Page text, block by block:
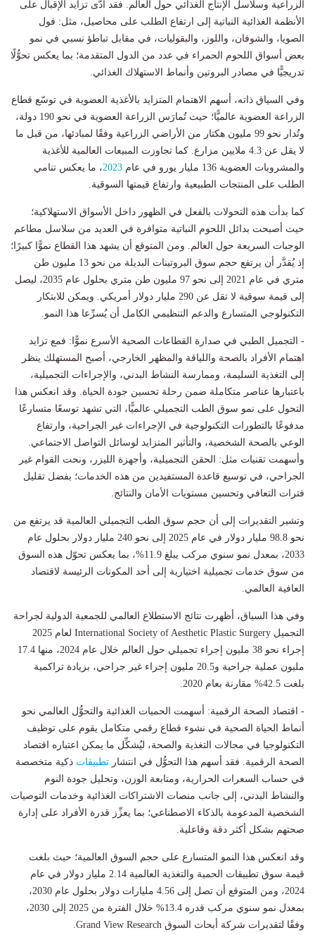
الزراعية وسلاسل الإنتاج الغذائي حول العالم. فقد أدّى تزايد الإقبال على
الأنظمة الغذائية النباتية إلى ارتفاع الطلب على محاصيل، مثل: فول
الصويا، والشوفان، واللوز، والبقوليات، في مقابل تباطؤ نسبي في نمو
بعض أسواق اللحوم الحمراء في عدد من الدول المتقدمة؛ بما يعكس تحوُّلًا
تدريجيًّا في مصادر البروتين وأنماط الاستهلاك الغذائي.
وفي السياق ذاته، أسهم الاهتمام المتزايد بالأغذية العضوية في توسّع قطاع
الزراعة العضوية عالميًّا؛ حيث تُمارَس الزراعة العضوية في نحو 190 دولة،
وتُدار نحو 99 مليون هكتار من الأراضي الزراعية وفقًا لمبادئها، من قبل ما
لا يقل عن 4.3 ملايين مزارع. كما تجاوزت المبيعات العالمية للأغذية
والمشروبات العضوية 136 مليار يورو في عام
2023، ما يعكس تنامي
الطلب على المنتجات الطبيعية وارتفاع قيمتها السوقية.
كما بدأت هذه التحولات بالفعل في الظهور داخل الأسواق الاستهلاكية؛
حيث أصبحت بدائل اللحوم النباتية متوافرة في العديد من سلاسل مطاعم
الوجبات السريعة حول العالم. ومن المتوقع أن يشهد هذا القطاع نموًّا كبيرًا؛
إذ يُقدَّر أن يرتفع حجم سوق البروتينات البديلة من نحو 13 مليون طن
متري في عام 2021 إلى نحو 97 مليون طن متري بحلول عام 2035، ليصل
إلى قيمة سوقية لا تقل عن 290 مليار دولار أمريكي. ويمكن للابتكار
التكنولوجي المتسارع والدعم التنظيمي الكامل أن يُسرِّعا هذا النمو.
- التجميل الطبي في صدارة القطاعات الصحية الأسرع نموًّا: فمع تزايد
اهتمام الأفراد بالصحة واللياقة والمظهر الخارجي، أصبح المستهلك ينظر
إلى التغذية السليمة، وممارسة النشاط البدني، والإجراءات التجميلية،
باعتبارها عناصر متكاملة ضمن رحلة تحسين جودة الحياة. وقد انعكس هذا
التحول على نمو سوق الطب التجميلي عالميًّا، التي تشهد توسعًا متسارعًا
مدفوعًا بالتطورات التكنولوجية في الإجراءات غير الجراحية، وارتفاع
الوعي بالصحة الشخصية، والتأثير المتزايد لوسائل التواصل الاجتماعي.
وأسهمت تقنيات مثل: الحقن التجميلية، وأجهزة الليزر، ونحت القوام غير
الجراحي، في توسيع قاعدة المستفيدين من هذه الخدمات؛ بفضل تقليل
فترات التعافي وتحسين مستويات الأمان والنتائج.
وتشير التقديرات إلى أن حجم سوق الطب التجميلي العالمية قد يرتفع من
نحو 98.8 مليار دولار في عام 2025 إلى نحو 240 مليار دولار بحلول عام
2033، بمعدل نمو سنوي مركب يبلغ 11.9%، بما يعكس تحوّل هذه السوق
من سوق خدمات تجميلية اختيارية إلى أحد المكونات الرئيسة لاقتصاد
العافية العالمي.
وفي هذا السياق، أظهرت نتائج الاستطلاع العالمي للجمعية الدولية لجراحة
التجميل International Society of Aesthetic Plastic Surgery لعام 2025
إجراء نحو 38 مليون إجراء تجميلي حول العالم خلال عام 2024، منها 17.4
مليون عملية جراحية و20.5 مليون إجراء غير جراحي، بزيادة تراكمية
بلغت 42.5% مقارنة بعام 2020.
- اقتصاد الصحة الرقمية: أسهمت الحميات الغذائية والتحوُّل العالمي نحو
أنماط الحياة الصحية في نشوء قطاع رقمي متكامل يقوم على توظيف
التكنولوجيا في مجالات التغذية والصحة، ليُشكِّل ما يمكن اعتباره اقتصاد
الصحة الرقمية. فقد أسهم هذا التحوُّل في انتشار تطبيقات ذكية متخصصة
في حساب السعرات الحرارية، ومتابعة الوزن، وتحليل جودة النوم
والنشاط البدني، إلى جانب منصات الاشتراكات الغذائية وخدمات التوصيات
الشخصية المدعومة بالذكاء الاصطناعي؛ بما يعزِّز قدرة الأفراد على إدارة
صحتهم بشكل أكثر دقة وفاعلية.
وقد انعكس هذا النمو المتسارع على حجم السوق العالمية؛ حيث بلغت
قيمة سوق تطبيقات الحمية والتغذية العالمية 2.14 مليار دولار في عام
2024، ومن المتوقع أن تصل إلى 4.56 مليارات دولار بحلول عام 2030،
بمعدل نمو سنوي مركب قدره 13.4% خلال الفترة من 2025 إلى 2030،
وفقًا لتقديرات شركة أبحاث السوق Grand View Research.